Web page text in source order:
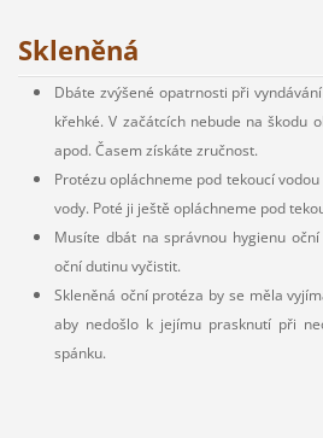
Skleněná
Dbáte zvýšené opatrnosti při
křehké. V začátcích nebude na škodu
apod. Časem získáte zručnost.
Protézu opláchneme pod tekoucí
vody. Poté ji ještě opláchneme pod
Musíte dbát na správnou hygienu
oční dutinu vyčistit.
Skleněná oční protéza by se měla
aby nedošlo k jejímu prasknutí při
spánku.